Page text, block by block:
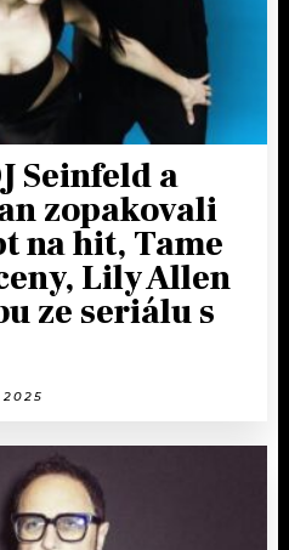
Seinfeld a
zopakovali
na hit, Tame
Lily Allen
ze seriálu s
2025